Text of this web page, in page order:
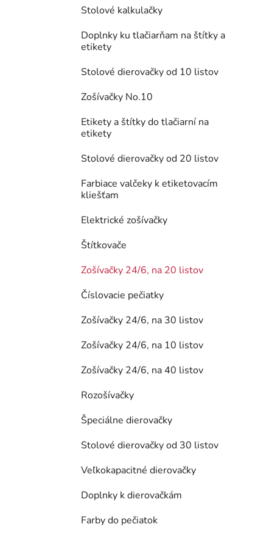
Stolové kalkulačky
Doplnky ku tlačiarňam na štítky a
etikety
Stolové dierovačky od 10 listov
Zošívačky No.10
Etikety a štítky do tlačiarní na
etikety
Stolové dierovačky od 20 listov
Farbiace valčeky k etiketovacím
kliešťam
Elektrické zošívačky
Štítkovače
Zošívačky 24/6, na 20 listov
Číslovacie pečiatky
Zošívačky 24/6, na 30 listov
Zošívačky 24/6, na 10 listov
Zošívačky 24/6, na 40 listov
Rozošívačky
Špeciálne dierovačky
Stolové dierovačky od 30 listov
Veľkokapacitné dierovačky
Doplnky k dierovačkám
Farby do pečiatok